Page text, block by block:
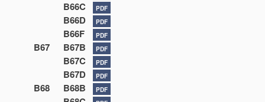
B66C PDF
B66D PDF
B66F PDF
B67 B67B PDF
B67C PDF
B67D PDF
B68 B68B PDF